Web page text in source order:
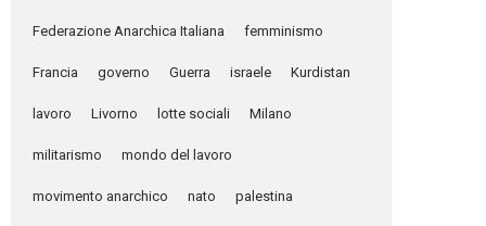
Federazione Anarchica Italiana femminismo
Francia governo Guerra israele Kurdistan
lavoro Livorno lotte sociali Milano
militarismo mondo del lavoro
movimento anarchico nato palestina